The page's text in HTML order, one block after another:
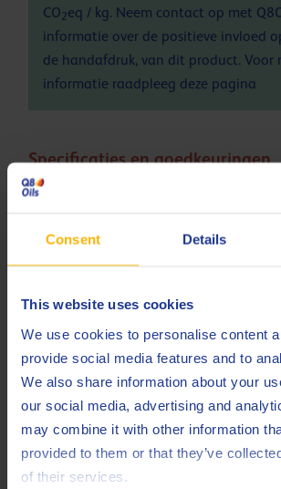
Consent Details
This website uses cookies
We use cookies to personalise content
provide social media features and to
We also share information about your
our social media, advertising and
may combine it with other information
provided to them or that they’ve
of their services.
CO2eq / kg. Neem contact op met
informatie over de positieve invloed
de handafdruk, van dit product. Voor
informatie raadpleeg deze pagina
Specificaties en goedkeuringen
ACEA C3
API
BMW Longlife-04
MB
MB 229.51
Opel/Vauxhall OV0401547-